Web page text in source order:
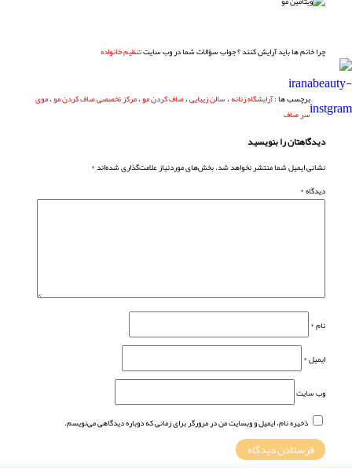
چرا خانم ها باید آرایش کنند ؟ جواب سؤالات شما در وب سایتتنظیم خانواده
برچسب ها :آرایشگاه زنانه،سالن زیبایی،صاف کردن مو،مرکز تخصصی صاف کردن مو،موی
سر صاف
دیدگاهتان را بنویسید
نشانی ایمیل شما منتشر نخواهد شد.بخش‌های موردنیاز علامت‌گذاری شده‌اند*
دیدگاه*
نام*
ایمیل*
وب‌ سایت
ذخیره نام، ایمیل و وبسایت من در مرورگر برای زمانی که دوباره دیدگاهی می‌نویسم.